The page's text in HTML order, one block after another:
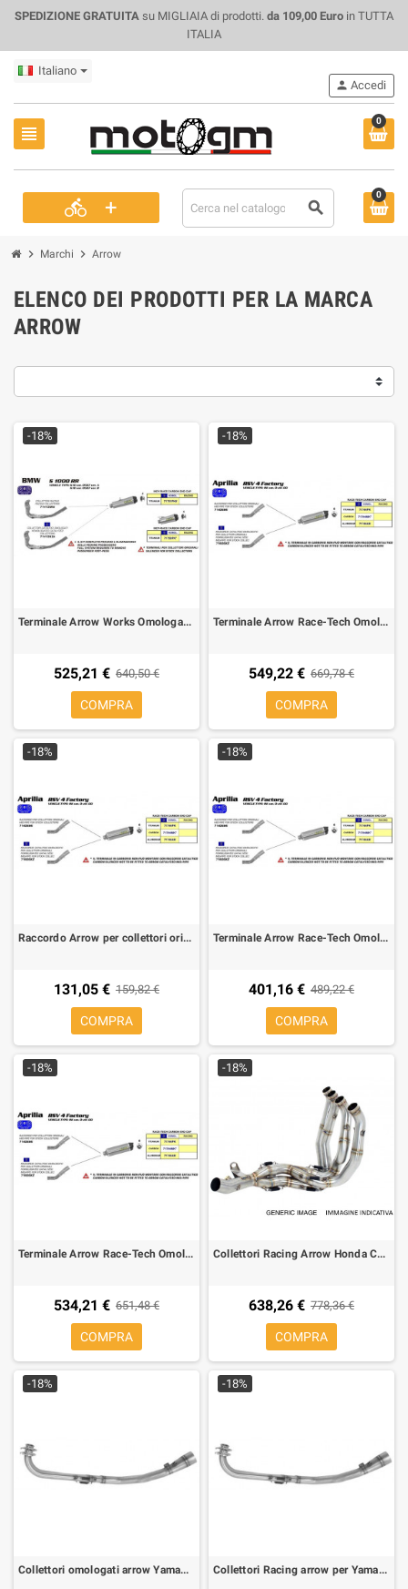
SPEDIZIONE GRATUITA su MIGLIAIA di prodotti. da 109,00 Euro in TUTTA
ITALIA
Italiano
view_headline
0
directions_bike + search
person Accedi
0
chevron_right Marchi chevron_right Arrow
ELENCO DEI PRODOTTI PER LA MARCA
ARROW
-18%
Terminale Arrow Works Omologato Titanio per BMW S 1000 RR per collettori originali
525,21 € 640,50 €
COMPRA
-18%
Terminale Arrow Race-Tech Omologato Titanio per Aprilia RSV4
549,22 € 669,78 €
COMPRA
-18%
Raccordo Arrow per collettori originali Aprilia RSV4
131,05 € 159,82 €
COMPRA
-18%
Terminale Arrow Race-Tech Omologato Alluminio per Aprilia RSV4
401,16 € 489,22 €
COMPRA
-18%
Terminale Arrow Race-Tech Omologato Carbonio per Aprilia RSV4
534,21 € 651,48 €
COMPRA
-18%
Collettori Racing Arrow Honda CB 650 R 19-, CBR 650 R 19-
638,26 € 778,36 €
COMPRA
-18%
Collettori omologati arrow Yamaha T MAX 500 08-11
-18%
Collettori Racing arrow per Yamaha TMAX 500 08-11